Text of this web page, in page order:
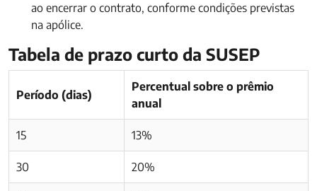
ao encerrar o contrato, conforme condições previstas
na apólice.
Tabela de prazo curto da SUSEP
Período (dias)
Percentual sobre o prêmio
anual
15 13%
30 20%